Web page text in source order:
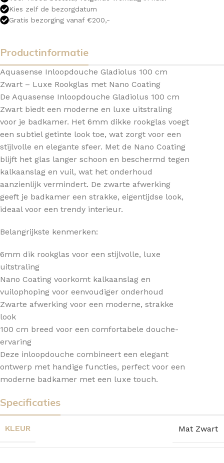
Kies zelf de bezorgdatum
Gratis bezorging vanaf €200,-
Productinformatie
Aquasense Inloopdouche Gladiolus 100 cm
Zwart – Luxe Rookglas met Nano Coating
De Aquasense Inloopdouche Gladiolus 100 cm
Zwart biedt een moderne en luxe uitstraling
voor je badkamer. Het 6mm dikke rookglas voegt
een subtiel getinte look toe, wat zorgt voor een
stijlvolle en elegante sfeer. Met de Nano Coating
blijft het glas langer schoon en beschermd tegen
kalkaanslag en vuil, wat het onderhoud
aanzienlijk vermindert. De zwarte afwerking
geeft je badkamer een strakke, eigentijdse look,
ideaal voor een trendy interieur.
Belangrijkste kenmerken:
6mm dik rookglas voor een stijlvolle, luxe
uitstraling
Nano Coating voorkomt kalkaanslag en
vuilophoping voor eenvoudiger onderhoud
Zwarte afwerking voor een moderne, strakke
look
100 cm breed voor een comfortabele douche-
ervaring
Deze inloopdouche combineert een elegant
ontwerp met handige functies, perfect voor een
moderne badkamer met een luxe touch.
Specificaties
KLEUR Mat Zwart